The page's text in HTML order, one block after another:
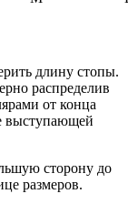
длину стопы.
распределив
от конца
выступающей
сторону до
размеров.